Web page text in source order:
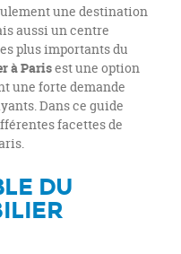
une destination
aussi un centre
plus importants du
à Parisest une option
une forte demande
Dans ce guide
facettes de
DU